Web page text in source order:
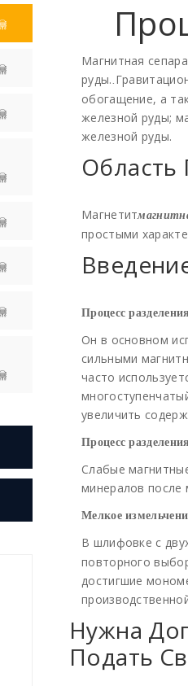
Магнитная
руды..
обогащение, а
железной руды;
железной руды.
Область
Магнетит
простыми
Процесс
Он в основном
сильными
часто
увеличить
Процесс
Слабые
минералов после
Мелкое
В шлифовке с
повторного
достигшие
Нужна
Подать